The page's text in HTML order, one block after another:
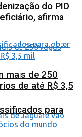
para
do PID
afirma
mais de 250
de até R$ 3,5